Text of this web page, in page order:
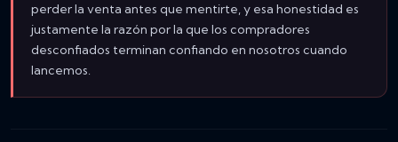
perder la venta antes que mentirte, y esa honestidad es
justamente la razón por la que los compradores
desconfiados terminan confiando en nosotros cuando
lancemos.